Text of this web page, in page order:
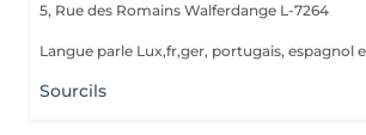
5, Rue des Romains Walferdange L-7264
Langue parle Lux,fr,ger, portugais, espagnol
Sourcils